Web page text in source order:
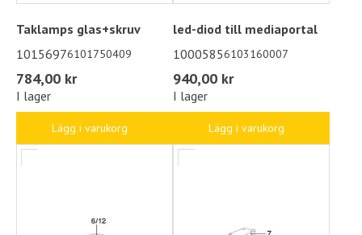
Taklamps glas+skruv
10156976101750409
784,00 kr
I lager
Lägg i varukorg
led-diod till mediaportal
10005856103160007
940,00 kr
I lager
Lägg i varukorg